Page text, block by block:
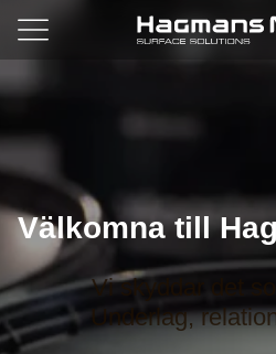
Välkomna till
Vi skyddar det
Underlag,